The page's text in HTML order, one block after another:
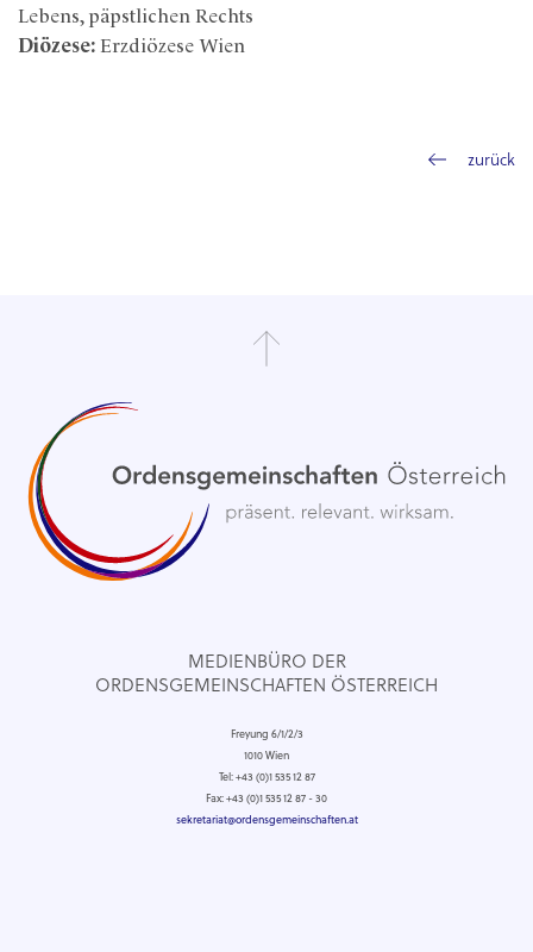
Lebens, päpstlichen Rechts
Diözese: Erzdiözese Wien
zurück
MEDIENBÜRO DER
ORDENSGEMEINSCHAFTEN ÖSTERREICH
Freyung 6/1/2/3
1010 Wien
Tel: +43 (0)1 535 12 87
Fax: +43 (0)1 535 12 87 - 30
sekretariat@ordensgemeinschaften.at